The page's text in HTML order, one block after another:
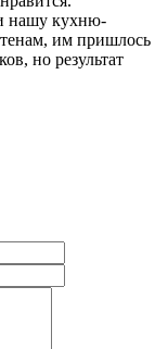
нашу кухню-
им пришлось
но результат